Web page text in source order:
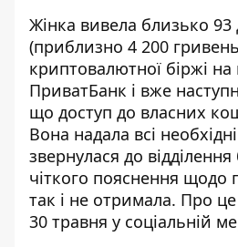
Жінка вивела близько 93
(приблизно 4 200
криптовалютної біржі на
ПриватБанк і вже
що доступ до власних
Вона надала всі
звернулася до
чіткого пояснення щодо
так і не отримала. Про
30 травня у соціальній